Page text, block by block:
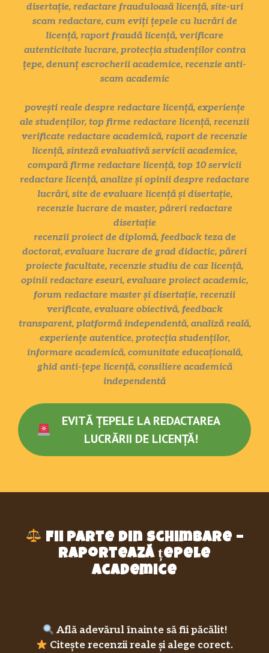
disertație, redactare frauduloasă licență, site-uri
scam redactare, cum eviți țepele cu lucrări de
licență, raport fraudă licență, verificare
autenticitate lucrare, protecția studenților contra
țepe, denunț escrocherii academice, recenzie anti-
scam academic
povești reale despre redactare licență, experiențe
ale studenților, top firme redactare licență, recenzii
verificate redactare academică, raport de recenzie
licență, sinteză evaluativă servicii academice,
compară firme redactare licență, top 10 servicii
redactare licență, analize și opinii despre redactare
lucrări, site de evaluare licență și disertație,
recenzie lucrare de master, păreri redactare
disertație
recenzii proiect de diplomă, feedback teza de
doctorat, evaluare lucrare de grad didactic, păreri
proiecte facultate, recenzie studiu de caz licență,
opinii redactare eseuri, evaluare proiect academic,
forum redactare master și disertație, recenzii
verificate, evaluare obiectivă, feedback
transparent, platformă independentă, analiză reală,
experiențe autentice, protecția studenților,
informare academică, comunitate educațională,
ghid anti-țepe licență, consiliere academică
independentă
EVITĂ ȚEPELE LA REDACTAREA
LUCRĂRII DE LICENȚĂ!
Fii parte din schimbare –
raportează țepele
academice
Află adevărul înainte să fii păcălit!
Citește recenzii reale și alege corect.